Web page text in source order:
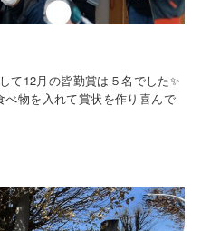
て12月の皆勤賞は５名でした✨
物を入れて賞状を作り喜んで